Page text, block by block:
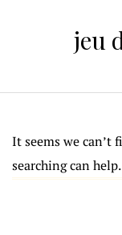
jeu
It seems we can’t
searching can help.